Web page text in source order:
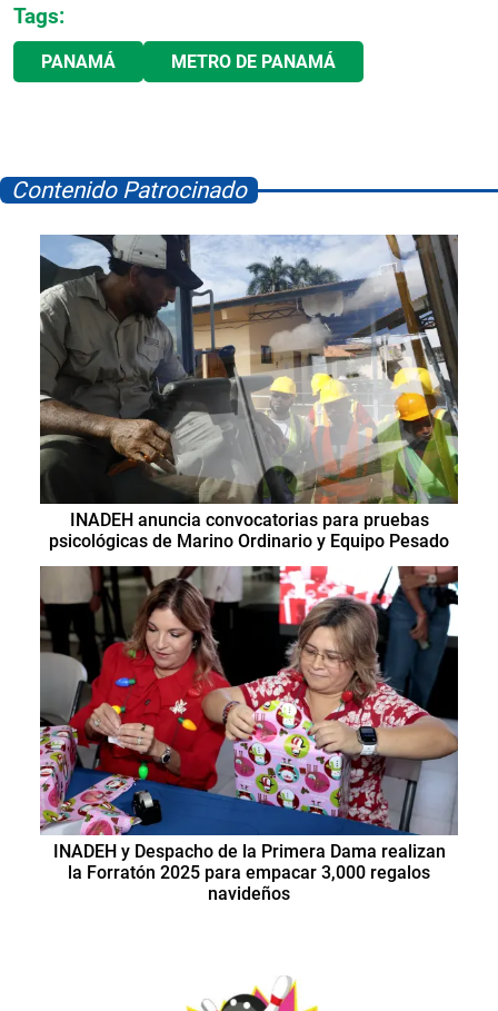
Tags:
PANAMÁ METRO DE PANAMÁ
Contenido Patrocinado
INADEH anuncia convocatorias para pruebas
psicológicas de Marino Ordinario y Equipo Pesado
INADEH y Despacho de la Primera Dama realizan
la Forratón 2025 para empacar 3,000 regalos
navideños